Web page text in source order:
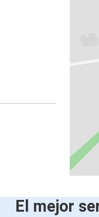
El mejor